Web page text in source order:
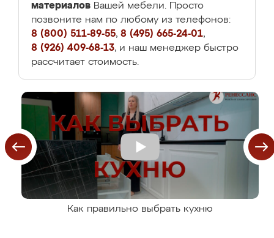
материалов Вашей мебели. Просто
позвоните нам по любому из телефонов:
8 (800) 511-89-55, 8 (495) 665-24-01,
8 (926) 409-68-13, и наш менеджер быстро
рассчитает стоимость.
Как правильно выбрать кухню